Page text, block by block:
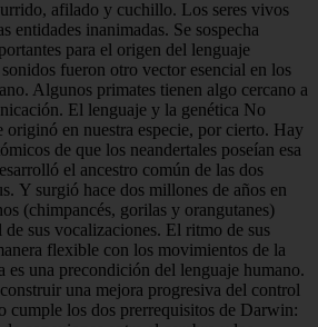
afilado y cuchillo. Los seres vivos
entidades inanimadas. Se sospecha
para el origen del lenguaje
fueron otro vector esencial en los
Algunos primates tienen algo cercano a
El lenguaje y la genética No
originó en nuestra especie, por cierto. Hay
de que los neandertales poseían esa
el ancestro común de las dos
Y surgió hace dos millones de años en
(chimpancés, gorilas y orangutanes)
sus vocalizaciones. El ritmo de sus
flexible con los movimientos de la
es una precondición del lenguaje humano.
una mejora progresiva del control
cumple los dos prerrequisitos de Darwin: